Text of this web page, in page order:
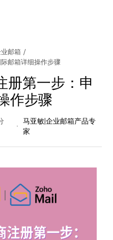
邮箱 /
邮箱详细操作步骤
册第一步：申
作步骤
马亚敏|企业邮箱产品专
家